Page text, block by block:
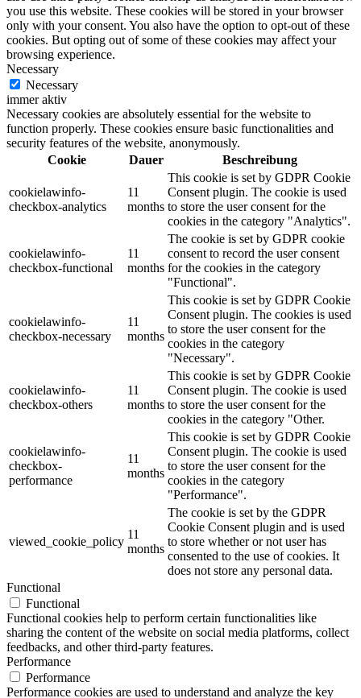
you use this website. These cookies will be stored in your browser
only with your consent. You also have the option to opt-out of these
cookies. But opting out of some of these cookies may affect your
browsing experience.
Necessary
Necessary
immer aktiv
Necessary cookies are absolutely essential for the website to
function properly. These cookies ensure basic functionalities and
security features of the website, anonymously.
Cookie
Dauer Beschreibung
cookielawinfo-
checkbox-analytics
11
months
This cookie is set by GDPR Cookie
Consent plugin. The cookie is used
to store the user consent for the
cookies in the category "Analytics".
cookielawinfo-
checkbox-functional
11
months
The cookie is set by GDPR cookie
consent to record the user consent
for the cookies in the category
"Functional".
cookielawinfo-
checkbox-necessary
11
months
This cookie is set by GDPR Cookie
Consent plugin. The cookies is used
to store the user consent for the
cookies in the category
"Necessary".
cookielawinfo-
checkbox-others
11
months
This cookie is set by GDPR Cookie
Consent plugin. The cookie is used
to store the user consent for the
cookies in the category "Other.
cookielawinfo-
checkbox-
performance
11
months
This cookie is set by GDPR Cookie
Consent plugin. The cookie is used
to store the user consent for the
cookies in the category
"Performance".
viewed_cookie_policy
11
months
The cookie is set by the GDPR
Cookie Consent plugin and is used
to store whether or not user has
consented to the use of cookies. It
does not store any personal data.
Functional
Functional
Functional cookies help to perform certain functionalities like
sharing the content of the website on social media platforms, collect
feedbacks, and other third-party features.
Performance
Performance
Performance cookies are used to understand and analyze the key